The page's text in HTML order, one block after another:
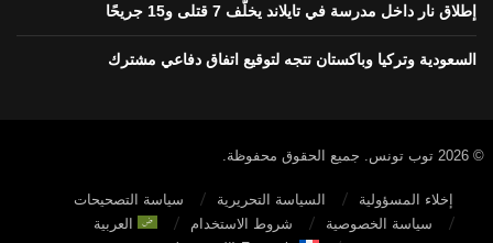
إطلاق نار داخل مدرسة في تايلاند يخلّف 7 قتلى و15 جريحًا
السعودية وتركيا وباكستان تتجه لتوقيع اتفاق دفاعي مشترك
© 2026 توب تونس. جميع الحقوق محفوظة.
إخلاء المسؤولية السياسة التحريرية
سياسة التصحيحات
سياسة الخصوصية
شروط الاستخدام
العربية